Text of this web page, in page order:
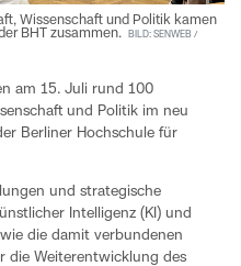
Wissenschaft und Politik kamen
BHT zusammen.
BILD: SENWEB /
am 15. Juli rund 100
und Politik im neu
Berliner Hochschule für
und strategische
Intelligenz (KI) und
die damit verbundenen
die Weiterentwicklung des